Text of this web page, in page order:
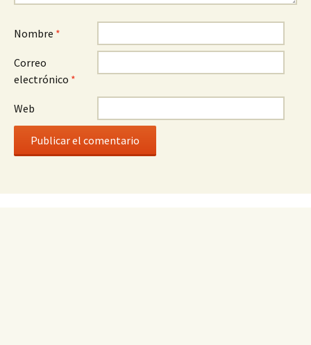
Nombre *
Correo
electrónico *
Web